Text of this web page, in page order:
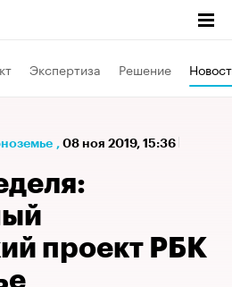
Экспертиза Решение
, 08 ноя 2019, 15:36
проект РБК